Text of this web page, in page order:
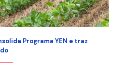
Programa YEN e traz